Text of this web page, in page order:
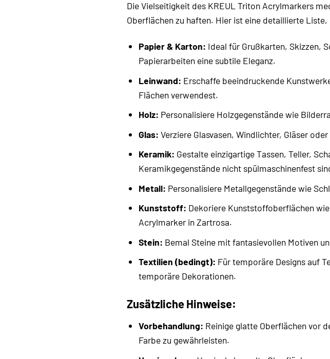
Die Vielseitigkeit des KREUL Triton Acrylmarkers
Oberflächen zu haften. Hier ist eine detaillierte
Papier & Karton: Ideal für Grußkarten, Skizzen,
Papierarbeiten eine subtile Eleganz.
Leinwand: Erschaffe beeindruckende
Flächen verwendest.
Holz: Personalisiere Holzgegenstände wie
Glas: Verziere Glasvasen, Windlichter, Gläser
Keramik: Gestalte einzigartige Tassen, Teller,
Keramikgegenstände nicht spülmaschinenfest
Metall: Personalisiere Metallgegenstände wie
Kunststoff: Dekoriere Kunststoffoberflächen
Acrylmarker in Zartrosa.
Stein: Bemal Steine mit fantasievollen Motiven
Textilien (bedingt): Für temporäre Designs auf
temporäre Dekorationen.
Zusätzliche Hinweise:
Vorbehandlung: Reinige glatte Oberflächen vor
Farbe zu gewährleisten.